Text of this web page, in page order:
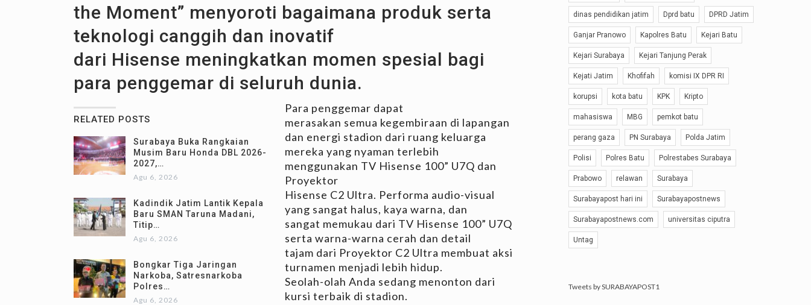
the Moment” menyoroti bagaimana produk serta
teknologi canggih dan inovatif
dari Hisense meningkatkan momen spesial bagi
para penggemar di seluruh dunia.
RELATED POSTS
Surabaya Buka Rangkaian
Musim Baru Honda DBL 2026-
2027,…
Agu 6, 2026
Kadindik Jatim Lantik Kepala
Baru SMAN Taruna Madani,
Titip…
Agu 6, 2026
Bongkar Tiga Jaringan
Narkoba, Satresnarkoba
Polres…
Agu 6, 2026
Para penggemar dapat
merasakan semua kegembiraan di lapangan
dan energi stadion dari ruang keluarga
mereka yang nyaman terlebih
menggunakan TV Hisense 100” U7Q dan
Proyektor
Hisense C2 Ultra. Performa audio-visual
yang sangat halus, kaya warna, dan
sangat memukau dari TV Hisense 100” U7Q
serta warna-warna cerah dan detail
tajam dari Proyektor C2 Ultra membuat aksi
turnamen menjadi lebih hidup.
Seolah-olah Anda sedang menonton dari
kursi terbaik di stadion.
dinas pendidikan jatim Dprd batu DPRD Jatim
Ganjar Pranowo Kapolres Batu Kejari Batu
Kejari Surabaya Kejari Tanjung Perak
Kejati Jatim Khofifah komisi IX DPR RI
korupsi kota batu KPK Kripto
mahasiswa MBG pemkot batu
perang gaza PN Surabaya Polda Jatim
Polisi Polres Batu Polrestabes Surabaya
Prabowo relawan Surabaya
Surabayapost hari ini Surabayapostnews
Surabayapostnews.com universitas ciputra
Untag
Tweets by SURABAYAPOST1